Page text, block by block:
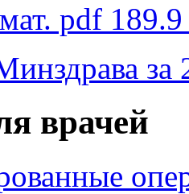
pdf
за
врачей